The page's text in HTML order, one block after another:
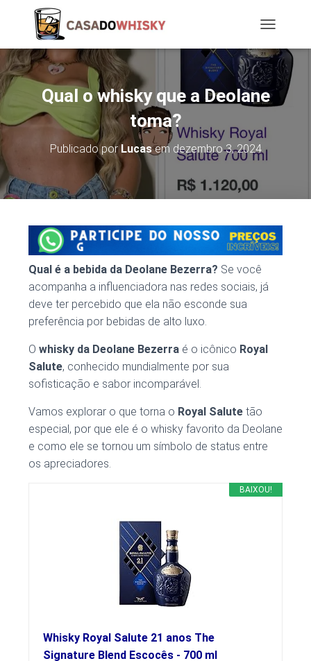
O
G
G
E
N
Qual o whisky que a Deolane
toma?
Publicado porLucasem dezembro 3, 2024
Qual é a bebida da Deolane Bezerra? Se você
acompanha a influenciadora nas redes sociais, já
deve ter percebido que ela não esconde sua
preferência por bebidas de alto luxo.
O whisky da Deolane Bezerra é o icônico Royal
Salute, conhecido mundialmente por sua
sofisticação e sabor incomparável.
Vamos explorar o que torna o Royal Salute tão
especial, por que ele é o whisky favorito da Deolane
e como ele se tornou um símbolo de status entre
os apreciadores.
BAIXOU!
Whisky Royal Salute 21 anos The
Signature Blend Escocês - 700 ml